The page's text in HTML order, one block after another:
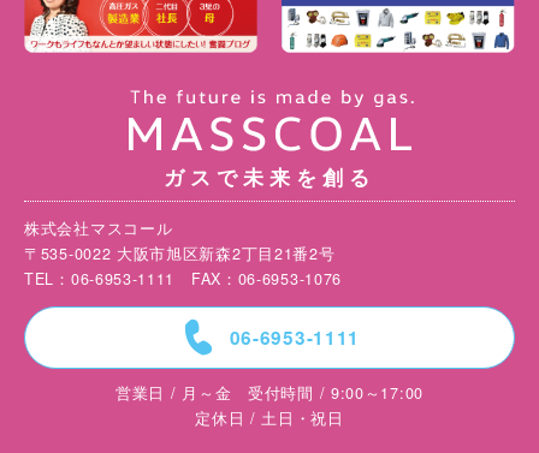
ガスで未来を創る
株式会社マスコール
〒535-0022 大阪市旭区新森2丁目21番2号
TEL：06-6953-1111 FAX：06-6953-1076
= 06-6953-1111
営業日 / 月～金 受付時間 / 9:00～17:00
定休日 / 土日・祝日